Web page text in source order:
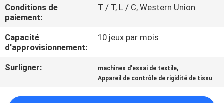
NOUVELLES
DEMANDEZ
UNE
Conditions de
paiement:
T / T, L / C, Western Union
Capacité
d'approvisionnement:
10 jeux par mois
Surligner: machines d'essai de textile,
Appareil de contrôle de rigidité de tissu